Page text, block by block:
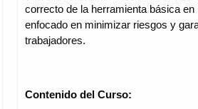
correcto de la herramienta básica
enfocado en minimizar riesgos y
trabajadores.
Contenido del Curso: